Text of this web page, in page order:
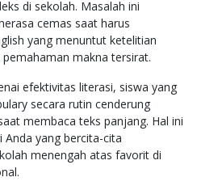
di sekolah. Masalah ini
cemas saat harus
yang menuntut ketelitian
makna tersirat.
efektivitas literasi, siswa yang
secara rutin cenderung
membaca teks panjang. Hal ini
yang bercita-cita
menengah atas favorit di